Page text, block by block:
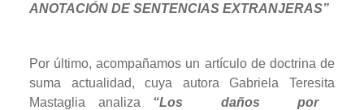
ANOTACIÓN DE SENTENCIAS EXTRANJERAS”
Por último, acompañamos un artículo de doctrina de
suma actualidad, cuya autora Gabriela Teresita
Mastaglia analiza “Los daños
por